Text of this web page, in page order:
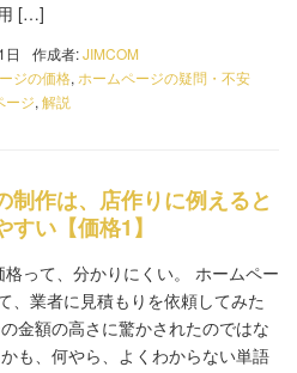
[…]
日 作成者:JIMCOM
ジの価格, ホームページの疑問・不安
ージ, 解説
制作は、店作りに例えると
い【価格1】
って、分かりにくい。 ホームペー
、業者に見積もりを依頼してみた
金額の高さに驚かされたのではな
も、何やら、よくわからない単語